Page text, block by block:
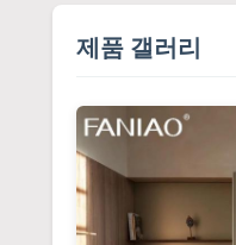
제품 갤러리